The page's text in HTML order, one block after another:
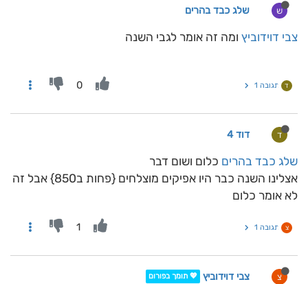
ש שלג כבד בהרים
צבי דוידוביץ ומה זה אומר לגבי השנה
ד תגובה 1 0
ד דוד 4
שלג כבד בהרים כלום ושום דבר
אצלינו השנה כבר היו אפיקים מוצלחים {פחות ב850} אבל זה
לא אומר כלום
צ תגובה 1 1
צ צבי דוידוביץ 💖 תומך בפורום